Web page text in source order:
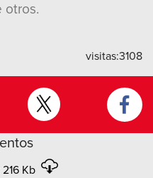
otros.
visitas:3108
216 Kb